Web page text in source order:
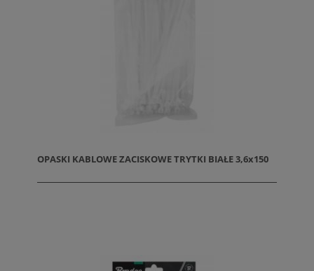
OPASKI KABLOWE ZACISKOWE TRYTKI BIAŁE 3,6x150